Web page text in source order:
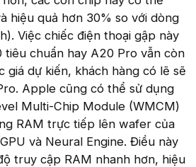
hiệu quả hơn 30% so với dòng
Việc chiếc điện thoại gập này
tiêu chuẩn hay A20 Pro vẫn còn
giá dự kiến, khách hàng có lẽ sẽ
Apple cũng có thể sử dụng
Multi-Chip Module (WMCM)
RAM trực tiếp lên wafer của
và Neural Engine. Điều này
truy cập RAM nhanh hơn, hiệu